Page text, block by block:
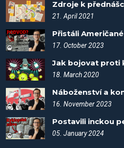
Zdroje k
21. April 2021
17. October 2023
Jak bojovat proti
18. March 2020
16. November 2023
05. January 2024